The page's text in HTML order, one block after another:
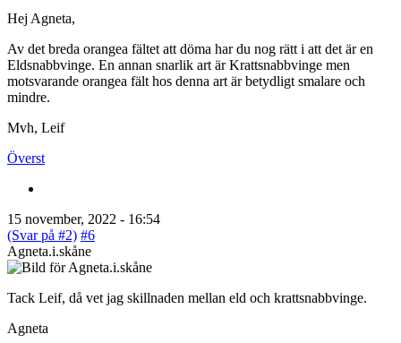
Hej Agneta,
Av det breda orangea fältet att döma har du nog rätt i att det är en
Eldsnabbvinge. En annan snarlik art är Krattsnabbvinge men
motsvarande orangea fält hos denna art är betydligt smalare och
mindre.
Mvh, Leif
Överst
15 november, 2022 - 16:54
(Svar på #2) #6
Agneta.i.skåne
Tack Leif, då vet jag skillnaden mellan eld och krattsnabbvinge.
Agneta